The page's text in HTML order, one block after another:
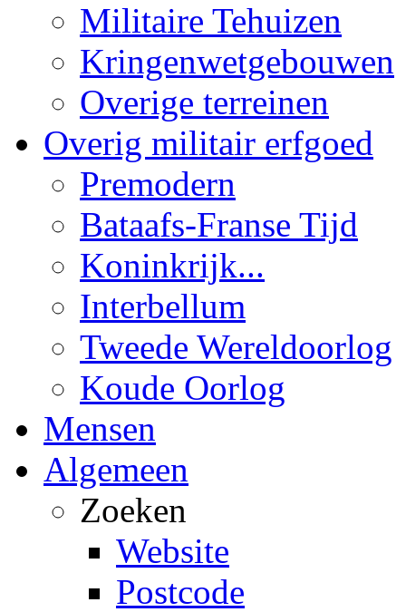
Militaire Tehuizen
Kringenwetgebouwen
Overige terreinen
Overig militair erfgoed
Premodern
Bataafs-Franse Tijd
Koninkrijk...
Interbellum
Tweede Wereldoorlog
Koude Oorlog
Mensen
Algemeen
Zoeken
Website
Postcode